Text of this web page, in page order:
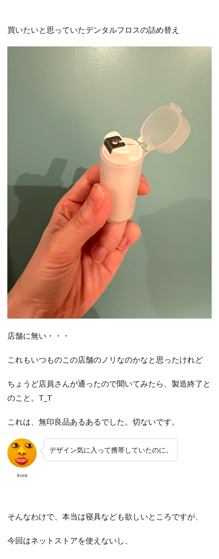
買いたいと思っていたデンタルフロスの詰め替え
店舗に無い・・・
これもいつものこの店舗のノリなのかなと思ったけれど
ちょうど店員さんが通ったので聞いてみたら、製造終了と
のこと。T_T
これは、無印良品あるあるでした。切ないです。
kura
デザイン気に入って携帯していたのに。
そんなわけで、本当は寝具なども欲しいところですが、
今回はネットストアを使えないし、